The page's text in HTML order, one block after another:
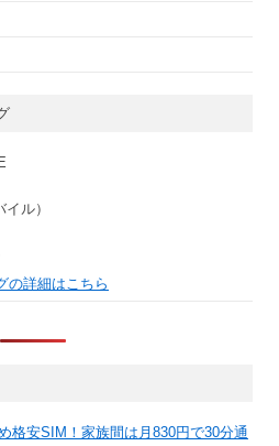
ル）
の詳細はこちら
格安SIM！家族間は月830円で30分通